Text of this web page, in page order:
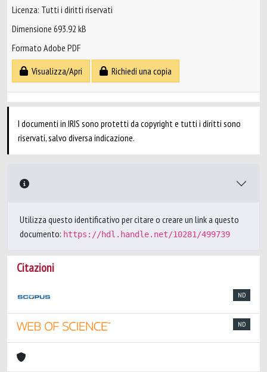
Licenza: Tutti i diritti riservati
Dimensione 693.92 kB
Formato Adobe PDF
Visualizza/Apri
Richiedi una copia
I documenti in IRIS sono protetti da copyright e tutti i diritti sono
riservati, salvo diversa indicazione.
Utilizza questo identificativo per citare o creare un link a questo
documento: https://hdl.handle.net/10281/499739
Citazioni
ND
ND